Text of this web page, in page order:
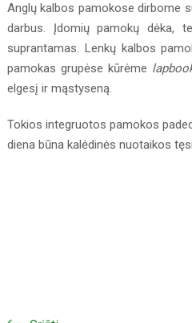
Anglų kalbos pamokose dirbome
darbus. Įdomių pamokų dėka,
suprantamas. Lenkų kalbos
pamokas grupėse kūrėme
elgesį ir mąstyseną.
Tokios integruotos pamokos
diena būna kalėdinės nuotaikos